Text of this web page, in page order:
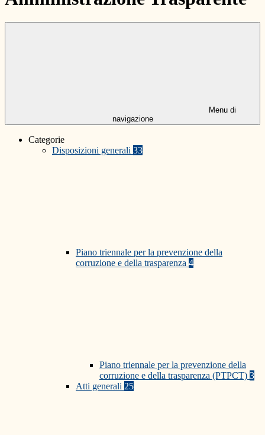
Menu di
navigazione
Categorie
Disposizioni generali 33
Piano triennale per la prevenzione della
corruzione e della trasparenza 4
Piano triennale per la prevenzione della
corruzione e della trasparenza (PTPCT) 3
Atti generali 25